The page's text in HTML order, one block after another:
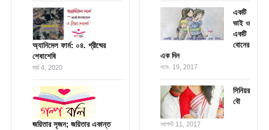
অ্যানিমেল ফার্ম: ০৪. গ্রীষ্মের
শেষাশেষি
মার্চ 4, 2020
জয়িতার সৃজন; জয়িতার একান্ত
একটি
ভাই ও
একটি
বোনের
এক দিন
নভে. 19, 2017
সিনিয়র
বৌ
আগস্ট 11, 2017